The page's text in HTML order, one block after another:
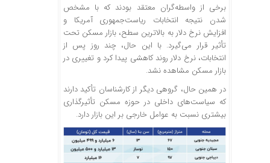
برخی از واسطه‌گران معتقد بودند که با مشخص
شدن نتیجه انتخابات ریاست‌جمهوری آمریکا و
افزایش نرخ دلار به بالاترین سطح، بازار مسکن تحت
تأثیر قرار می‌گیرد. با این حال، چند روز پس از
انتخابات، نرخ دلار روند کاهشی پیدا کرد و تغییری در
بازار مسکن مشاهده نشد.
در همین حال، گروهی دیگر از کارشناسان تأکید دارند
که سیاست‌های داخلی در حوزه مسکن تأثیرگذاری
بیشتری نسبت به عوامل خارجی بر این بازار دارد.